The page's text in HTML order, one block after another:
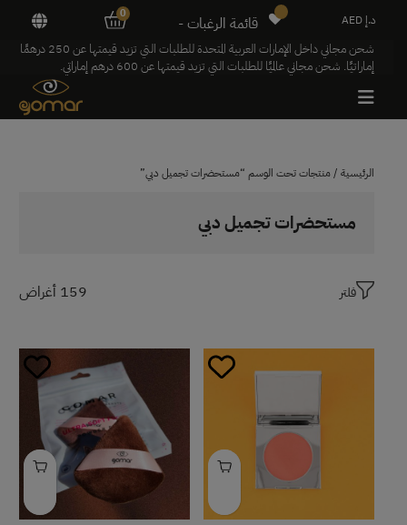
شحن مجاني داخل الإمارات العربية المتحدة للطلبات التي تزيد قيمتها عن 250 درهمًا
إماراتيًا. شحن مجاني عالميًا للطلبات التي تزيد قيمتها عن 600 درهم إماراتي.
الرئيسية/ منتجات تحت الوسم “مستحضرات تجميل دبي”
مستحضرات تجميل دبي
فلتر 159 أغراض
د.إ AED قائمة الرغبات - 0